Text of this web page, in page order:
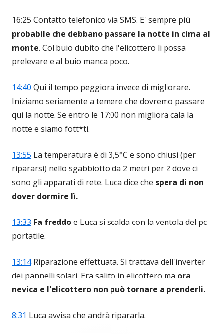
16:25 Contatto telefonico via SMS. E' sempre più
probabile che debbano passare la notte in cima al
monte. Col buio dubito che l'elicottero li possa
prelevare e al buio manca poco.
14:40 Qui il tempo peggiora invece di migliorare.
Iniziamo seriamente a temere che dovremo passare
qui la notte. Se entro le 17:00 non migliora cala la
notte e siamo fott*ti.
13:55 La temperatura è di 3,5°C e sono chiusi (per
ripararsi) nello sgabbiotto da 2 metri per 2 dove ci
sono gli apparati di rete. Luca dice che spera di non
dover dormire lì.
13:33 Fa freddoe Luca si scalda con la ventola del pc
portatile.
13:14Riparazione effettuata. Si trattava dell'inverter
dei pannelli solari. Era salito in elicottero ma ora
nevica e l'elicottero non può tornare a prenderli.
8:31 Luca avvisa che andrà ripararla.